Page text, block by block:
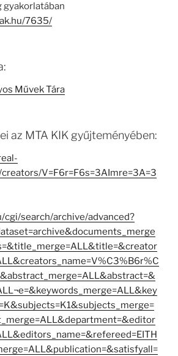
7635/
Művek Tára
az MTA KIK gyűjteményében:
V=F6r=F6s=3AImre=3A=3
cgi/search/archive/advanced?